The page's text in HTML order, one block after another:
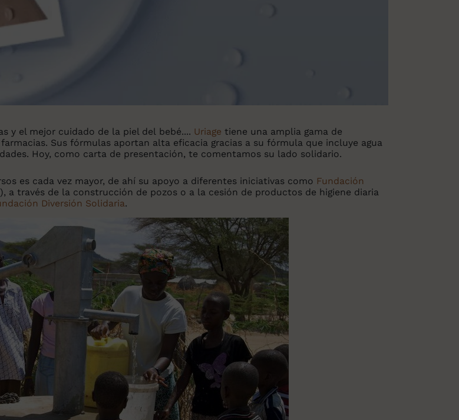
y el mejor cuidado de la piel del bebé.... Uriage tiene una amplia gama de
Sus fórmulas aportan alta eficacia gracias a su fórmula que incluye agua
Hoy, como carta de presentación, te comentamos su lado solidario.
es cada vez mayor, de ahí su apoyo a diferentes iniciativas como Fundación
a través de la construcción de pozos o a la cesión de productos de higiene diaria
Diversión Solidaria.